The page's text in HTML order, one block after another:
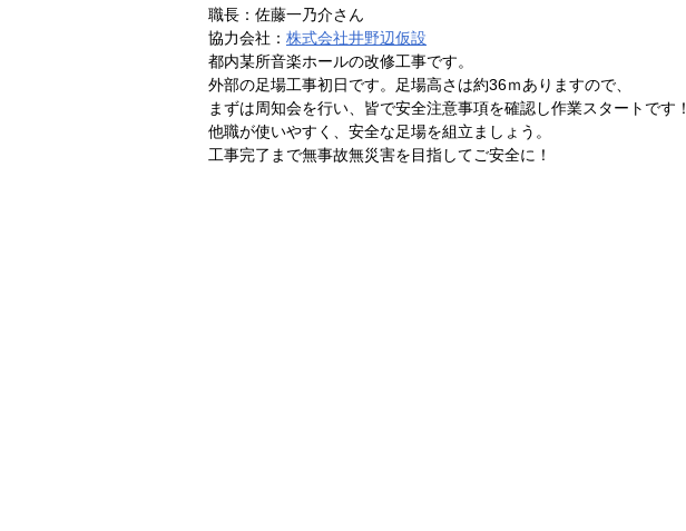
職長：佐藤一乃介さん
協力会社： 株式会社井野辺仮設
都内某所音楽ホールの改修工事です。
外部の足場工事初日です。足場高さは約36ｍありますので、
まずは周知会を行い、皆で安全注意事項を確認し作業スタートです！
他職が使いやすく、安全な足場を組立ましょう。
工事完了まで無事故無災害を目指してご安全に！